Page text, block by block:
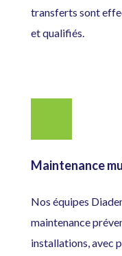
transferts sont
et qualifiés.
Maintenance
Nos équipes
maintenance
installations, avec